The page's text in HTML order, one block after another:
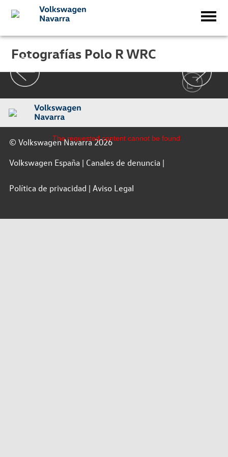
Fotografías Polo R WRC
The requested content cannot be found
© Volkswagen Navarra 2026
Volkswagen España
Canales de denuncia
Política de privacidad Aviso Legal